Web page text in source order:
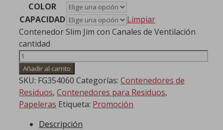
COLOR
CAPACIDAD
Limpiar
Contenedor Slim Jim con Canales de Ventilación
cantidad
Añadir al carrito
SKU: FG354060 Categorías: Contenedores de
Residuos, Contenedores para Residuos,
Papeleras Etiqueta: Promoción
Descripción